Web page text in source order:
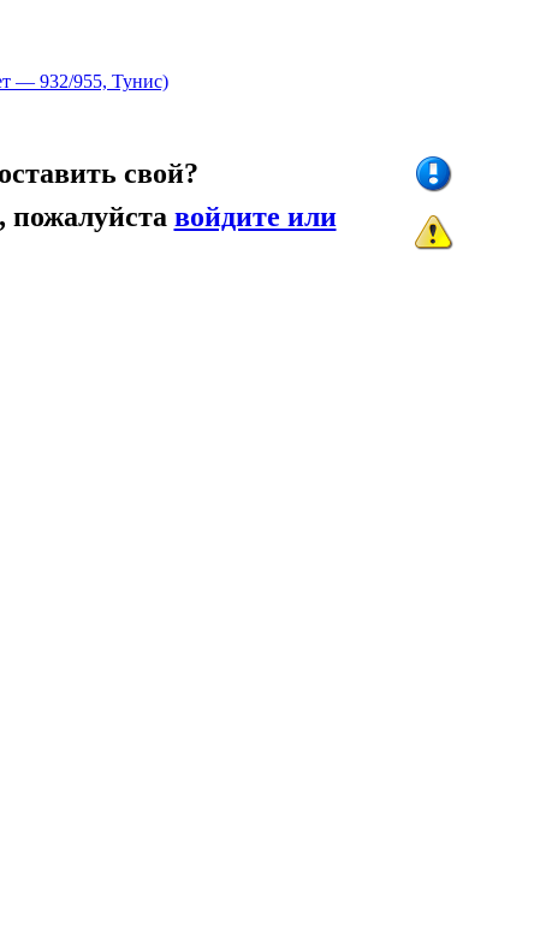
— 932/955, Тунис)
свой?
войдите или